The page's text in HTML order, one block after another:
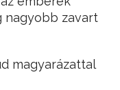
nagyobb zavart
magyarázattal